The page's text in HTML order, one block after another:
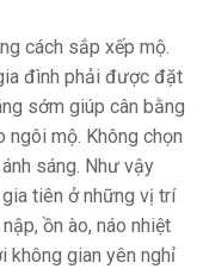
cách sắp xếp mộ.
đình phải được đặt
sớm giúp cân bằng
ngôi mộ. Không chọn
sáng. Như vậy
tiên ở những vị trí
ồn ào, náo nhiệt
không gian yên nghỉ